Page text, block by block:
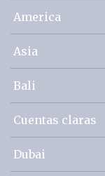
America
Asia
Bali
Cuentas claras
Dubai